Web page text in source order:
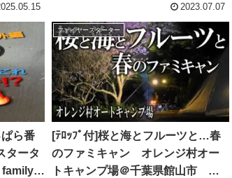
2023.07.07
ぱら番
タータ
family
ファイヤースターター
[ﾃﾛｯﾌﾟ付]桜と海とフルーツと…春
のファミキャン オレンジ村オー
トキャンプ場＠千葉県館山市